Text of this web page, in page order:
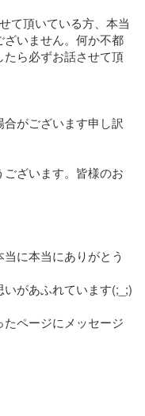
て頂いている方、本当
いません。何か不都
ら必ずお話させて頂
がございます申し訳
ざいます。皆様のお
に本当にありがとう
があふれています(;_;)
ページにメッセージ